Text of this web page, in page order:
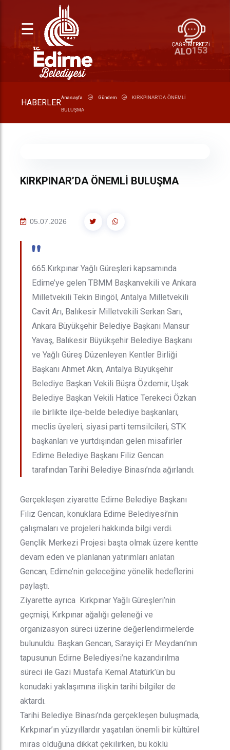
☰
ÇAĞRI MERKEZİ
ALO153
HABERLERAnasayfa Gündem KIRKPINAR’DA ÖNEMLİ
BULUŞMA
KIRKPINAR’DA ÖNEMLİ BULUŞMA
05.07.2026
"
665.Kırkpınar Yağlı Güreşleri kapsamında
Edirne’ye gelen TBMM Başkanvekili ve Ankara
Milletvekili Tekin Bingöl, Antalya Milletvekili
Cavit Arı, Balıkesir Milletvekili Serkan Sarı,
Ankara Büyükşehir Belediye Başkanı Mansur
Yavaş, Balıkesir Büyükşehir Belediye Başkanı
ve Yağlı Güreş Düzenleyen Kentler Birliği
Başkanı Ahmet Akın, Antalya Büyükşehir
Belediye Başkan Vekili Büşra Özdemir, Uşak
Belediye Başkan Vekili Hatice Terekeci Özkan
ile birlikte ilçe-belde belediye başkanları,
meclis üyeleri, siyasi parti temsilcileri, STK
başkanları ve yurtdışından gelen misafirler
Edirne Belediye Başkanı Filiz Gencan
tarafından Tarihi Belediye Binası’nda ağırlandı.
Gerçekleşen ziyarette Edirne Belediye Başkanı
Filiz Gencan, konuklara Edirne Belediyesi’nin
çalışmaları ve projeleri hakkında bilgi verdi.
Gençlik Merkezi Projesi başta olmak üzere kentte
devam eden ve planlanan yatırımları anlatan
Gencan, Edirne’nin geleceğine yönelik hedeflerini
paylaştı.
Ziyarette ayrıca Kırkpınar Yağlı Güreşleri’nin
geçmişi, Kırkpınar ağalığı geleneği ve
organizasyon süreci üzerine değerlendirmelerde
bulunuldu. Başkan Gencan, Sarayiçi Er Meydanı’nın
tapusunun Edirne Belediyesi’ne kazandırılma
süreci ile Gazi Mustafa Kemal Atatürk’ün bu
konudaki yaklaşımına ilişkin tarihi bilgiler de
aktardı.
Tarihi Belediye Binası’nda gerçekleşen buluşmada,
Kırkpınar’ın yüzyıllardır yaşatılan önemli bir kültürel
miras olduğuna dikkat çekilirken, bu köklü